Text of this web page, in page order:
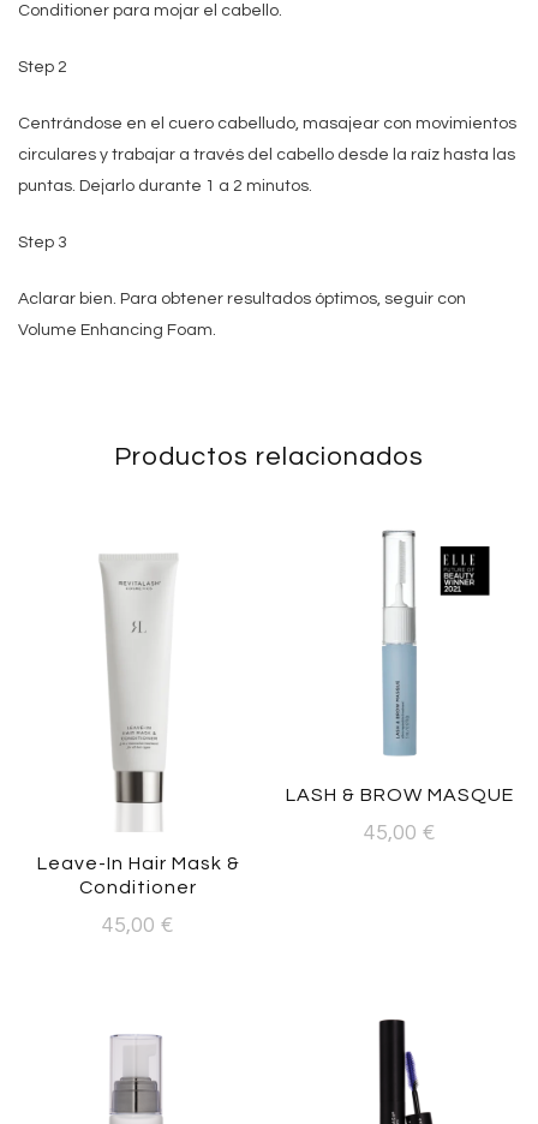
Conditioner para mojar el cabello.
Step 2
Centrándose en el cuero cabelludo, masajear con movimientos
circulares y trabajar a través del cabello desde la raíz hasta las
puntas. Dejarlo durante 1 a 2 minutos.
Step 3
Aclarar bien. Para obtener resultados óptimos, seguir con
Volume Enhancing Foam.
Productos relacionados
Leave-In Hair Mask &
Conditioner
45,00 €
LASH & BROW MASQUE
45,00 €